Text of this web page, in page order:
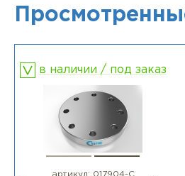
в наличии / под заказ
артикул: 017904-С